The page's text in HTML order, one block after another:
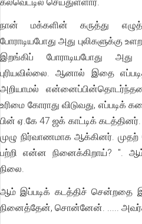
நான் மக்களின் கருத்து
போராடியபோது அது புலிகளுக்கு
இறங்கிப் போராடியபோது அது
புரியவில்லை. ஆனால் இதை
அறியாமல்
உரிமை கோராது விடுவது,
பின் ஏ.கே 47 ஜக் காட்டிக்
முழு நிர்வாணமாக ஆக்கினர்.
பற்றி என்ன நினைக்கிறாய்? ".
நிலை.
ஆம் இப்படிக் கடத்திச் சென்றதை
நினைத்தேன், சொன்னேன். .....